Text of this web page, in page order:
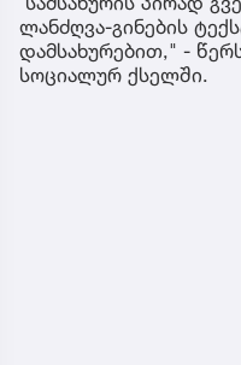
ლანძღვა-გინების
დამსახურებით," -
სოციალურ ქსელში.